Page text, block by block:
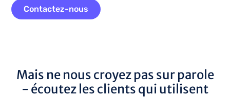
Contactez-nous
Mais ne nous croyez pas sur parole
- écoutez les clients qui utilisent